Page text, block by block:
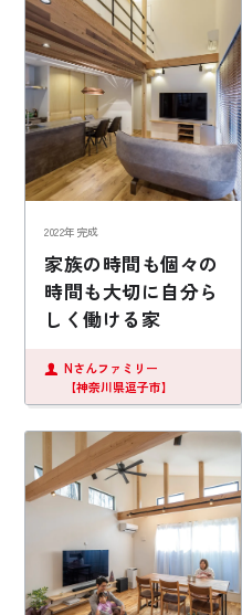
よくある質問
ご利用者の声・実例
お役立ち情報
YOUTUBE
プライバシーポリシー
2022年完成
家族の時間も個々の
時間も大切に自分ら
しく働ける家
Nさんファミリー
【神奈川県逗子市】